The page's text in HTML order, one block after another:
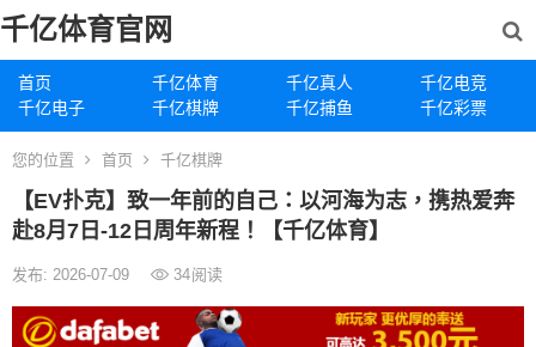
千亿体育官网
首页 千亿体育 千亿真人
千亿电竞
千亿电子
千亿棋牌 千亿捕鱼 千亿彩票
您的位置 首页 千亿棋牌
【EV扑克】致一年前的自己：以河海为志，携热爱奔
赴8月7日-12日周年新程！【千亿体育】
发布: 2026-07-09 34阅读